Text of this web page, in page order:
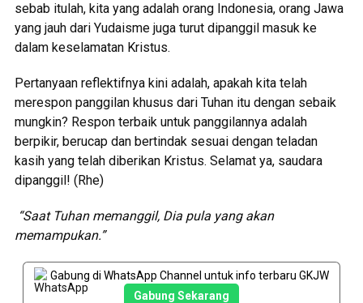
sebab itulah, kita yang adalah orang Indonesia, orang Jawa
yang jauh dari Yudaisme juga turut dipanggil masuk ke
dalam keselamatan Kristus.
Pertanyaan reflektifnya kini adalah, apakah kita telah
merespon panggilan khusus dari Tuhan itu dengan sebaik
mungkin? Respon terbaik untuk panggilannya adalah
berpikir, berucap dan bertindak sesuai dengan teladan
kasih yang telah diberikan Kristus. Selamat ya, saudara
dipanggil! (Rhe)
“Saat Tuhan memanggil, Dia pula yang akan
memampukan.”
Gabung di WhatsApp Channel untuk info terbaru GKJW
Gabung Sekarang